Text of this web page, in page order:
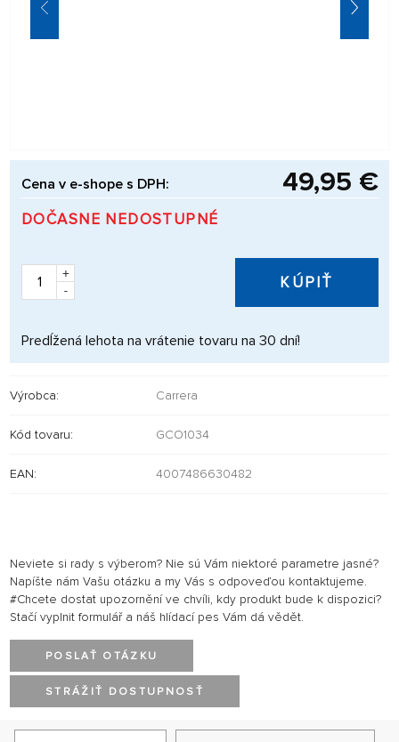
Cena v e-shope s DPH: 49,95 €
DOČASNE NEDOSTUPNÉ
+
-
KÚPIŤ
Predĺžená lehota na vrátenie tovaru na 30 dní!
Výrobca: Carrera
Kód tovaru: GCO1034
EAN: 4007486630482
Neviete si rady s výberom? Nie sú Vám niektoré parametre jasné?
Napíšte nám Vašu otázku a my Vás s odpoveďou kontaktujeme.
#Chcete dostat upozornění ve chvíli, kdy produkt bude k dispozici?
Stačí vyplnit formulář a náš hlídací pes Vám dá vědět.
POSLAŤ OTÁZKU
STRÁŽIŤ DOSTUPNOSŤ